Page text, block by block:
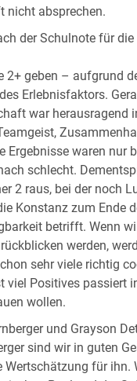
nicht absprechen.
der Schulnote für die
2+ geben – aufgrund
Erlebnisfaktors.
war herausragend
Ergebnisse waren nur
schlecht.
2 raus, bei der noch
Konstanz zum Ende
betrifft. Wenn
werden,
sehr viele richtig
viel Positives passiert
wollen.
und Grayson
sind wir in guten
Wertschätzung für ihn.